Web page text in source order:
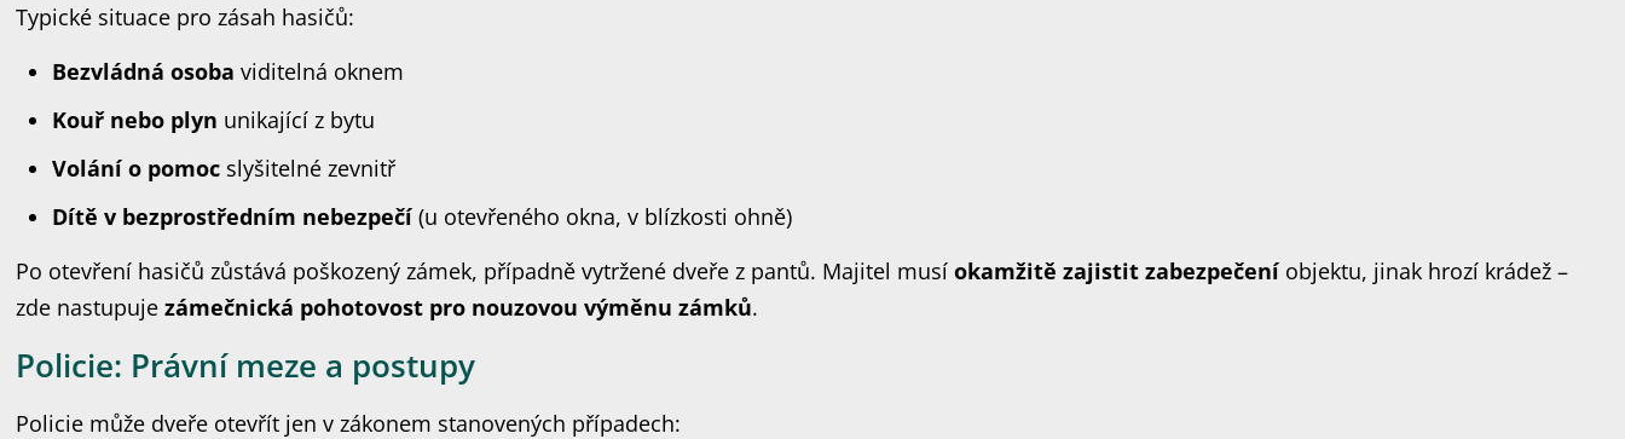
Typické situace pro zásah hasičů:
Bezvládná osoba viditelná oknem
Kouř nebo plyn unikající z bytu
Volání o pomoc slyšitelné zevnitř
Dítě v bezprostředním nebezpečí (u otevřeného okna, v blízkosti ohně)
Po otevření hasičů zůstává poškozený zámek, případně vytržené dveře z pantů. Majitel musíokamžitě zajistit zabezpečení objektu, jinak hrozí krádež –
zde nastupujezámečnická pohotovost pro nouzovou výměnu zámků.
Policie: Právní meze a postupy
Policie může dveře otevřít jen v zákonem stanovených případech: